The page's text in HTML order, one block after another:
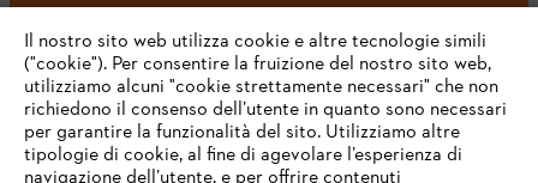
#STIHL
Il nostro sito web utilizza cookie e altre tecnologie simili
("cookie"). Per consentire la fruizione del nostro sito web,
utilizziamo alcuni "cookie strettamente necessari" che non
richiedono il consenso dell’utente in quanto sono necessari
per garantire la funzionalità del sito. Utilizziamo altre
tipologie di cookie, al fine di agevolare l’esperienza di